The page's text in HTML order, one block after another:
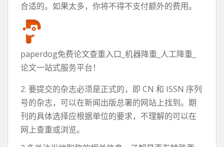
合适的。如果太多，你将不得不支付额外的费用。
paperdog免费论文查重入口_机器降重_人工降重_
论文一站式服务平台！
2. 要提交的杂志必须是正式的，即 CN 和 ISSN 序列
号的杂志，可以在新闻出版总署的网站上找到。期
刊的具体选择应根据单位的要求，不理解的可以在
网上查重或浏览。